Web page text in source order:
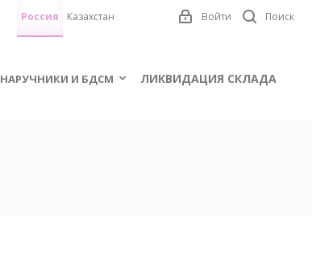
Поиск
Войти
Россия Казахстан
НАРУЧНИКИ И БДСМ ЛИКВИДАЦИЯ СКЛАДА